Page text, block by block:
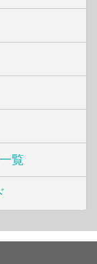
覧